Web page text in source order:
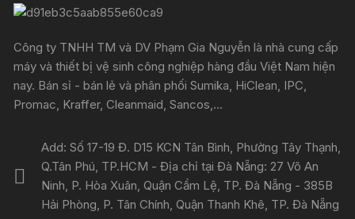
Công ty TNHH TM và DV Phạm Gia Nguyễn là nhà cung cấp
máy và thiết bị vệ sinh công nghiệp hàng đầu Việt Nam hiện
nay. Bán sỉ - bán lẻ và phân phối Sumika, HiClean, IPC,
Promac, Kraffer, Cleanmaid, Sancos,...
Add: Số 17-19 Đ. D15 KCN Tân Bình, Phường Tây Thạnh,
Q.Tân Phú, TP.HCM - Địa chỉ tại Đà Nẵng: 27 Võ An
Ninh, P. Hòa Xuân, Quận Cẩm Lệ, TP. Đà Nẵng - 385B
Hải Phòng, P. Tân Chính, Quận Thanh Khê, TP. Đà Nẵng